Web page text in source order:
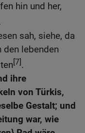
hin und her,
sah, siehe, da
den lebenden
[7].
ihre
von Türkis,
Gestalt; und
war, wie